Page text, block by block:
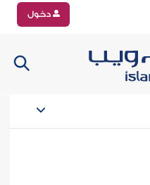
دخول